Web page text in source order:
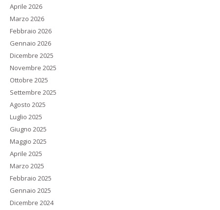
Aprile 2026
Marzo 2026
Febbraio 2026
Gennaio 2026
Dicembre 2025
Novembre 2025
Ottobre 2025
Settembre 2025
Agosto 2025
Luglio 2025
Giugno 2025
Maggio 2025
Aprile 2025
Marzo 2025
Febbraio 2025
Gennaio 2025
Dicembre 2024